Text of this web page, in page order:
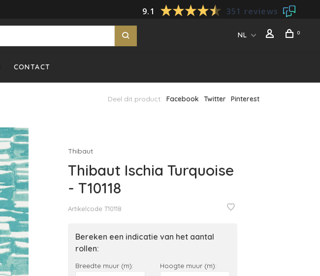
9.1 351 reviews
NL 0
CONTACT
Deel dit product: Facebook Twitter Pinterest
Thibaut
Thibaut Ischia Turquoise
- T10118
Artikelcode T10118
Bereken een indicatie van het aantal
rollen:
Breedte muur (m): Hoogte muur (m):